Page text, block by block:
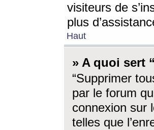
visiteurs de
plus
Haut
» A quoi sert
“Supprimer
par le forum
connexion sur
telles que